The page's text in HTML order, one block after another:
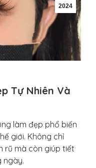
2024
Tự Nhiên Và
làm đẹp phổ biến
giới. Không chỉ
rũ mà còn giúp tiết
ngày.